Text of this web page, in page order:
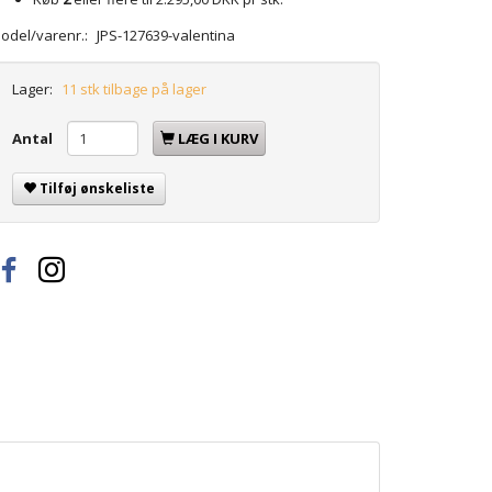
varenr.: JPS-127639-valentina
Lager: 11 stk tilbage på lager
Antal LÆG I KURV
Tilføj ønskeliste